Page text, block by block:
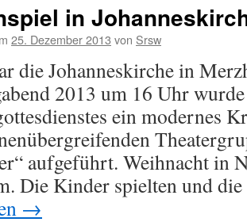
in
25. Dezember 2013 von Srsw
die Johanneskirche in
2013 um 16 Uhr
ein modernes
aufgeführt. Weihnacht in
Die Kinder spielten und
→